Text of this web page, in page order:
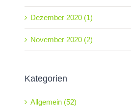
Dezember 2020 (1)
November 2020 (2)
Kategorien
Allgemein (52)